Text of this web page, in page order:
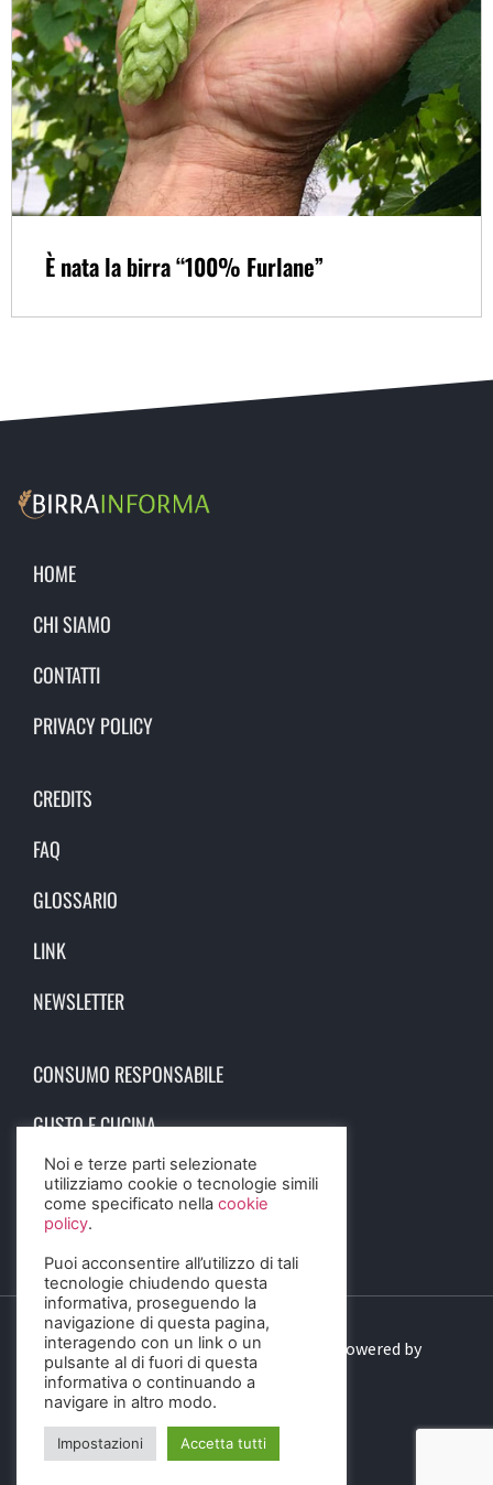
È nata la birra “100% Furlane”
HOME
CHI SIAMO
CONTATTI
PRIVACY POLICY
CREDITS
FAQ
GLOSSARIO
LINK
NEWSLETTER
CONSUMO RESPONSABILE
GUSTO E CUCINA
SCIENZA E SALUTE
STORIA E CULTURA
© 2023 Birra Informa. All Rights Reserved. Powered by
DIGITALSENSE
Noi e terze parti selezionate
utilizziamo cookie o tecnologie simili
come specificato nella cookie
policy.
Puoi acconsentire all’utilizzo di tali
tecnologie chiudendo questa
informativa, proseguendo la
navigazione di questa pagina,
interagendo con un link o un
pulsante al di fuori di questa
informativa o continuando a
navigare in altro modo.
Impostazioni Accetta tutti